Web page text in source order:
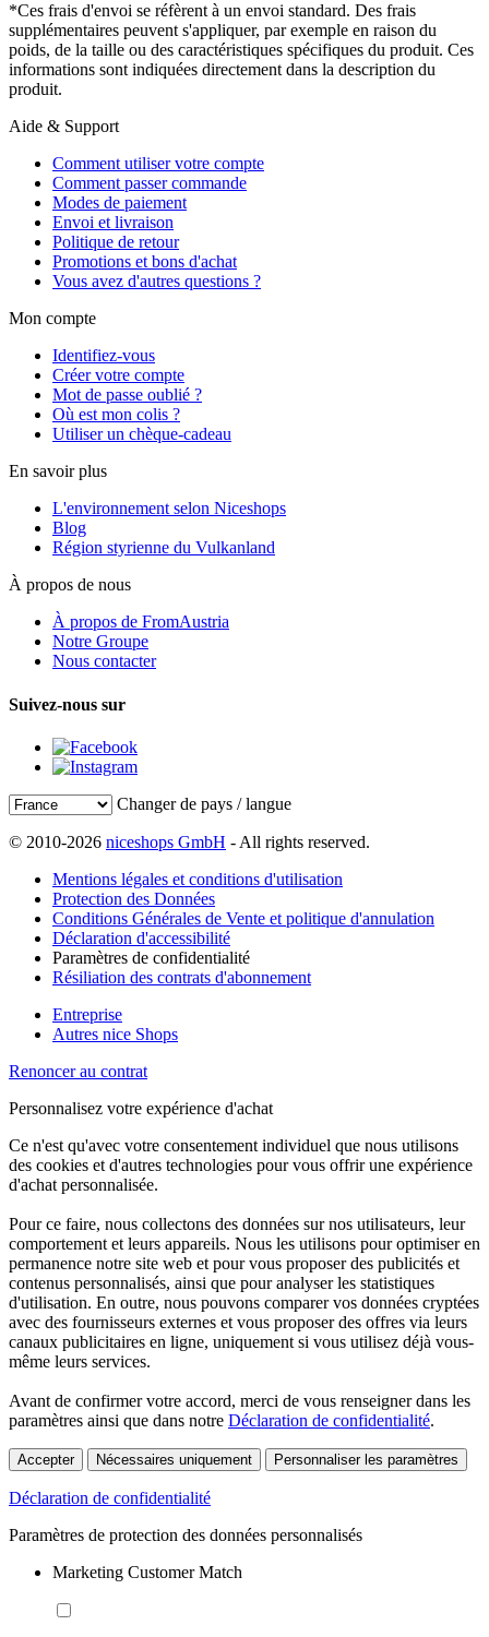
*Ces frais d'envoi se réfèrent à un envoi standard. Des frais
supplémentaires peuvent s'appliquer, par exemple en raison du
poids, de la taille ou des caractéristiques spécifiques du produit. Ces
informations sont indiquées directement dans la description du
produit.
Aide & Support
Comment utiliser votre compte
Comment passer commande
Modes de paiement
Envoi et livraison
Politique de retour
Promotions et bons d'achat
Vous avez d'autres questions ?
Mon compte
Identifiez-vous
Créer votre compte
Mot de passe oublié ?
Où est mon colis ?
Utiliser un chèque-cadeau
En savoir plus
L'environnement selon Niceshops
Blog
Région styrienne du Vulkanland
À propos de nous
À propos de FromAustria
Notre Groupe
Nous contacter
Suivez-nous sur
Changer de pays / langue
© 2010-2026 niceshops GmbH - All rights reserved.
Mentions légales et conditions d'utilisation
Protection des Données
Conditions Générales de Vente et politique d'annulation
Déclaration d'accessibilité
Paramètres de confidentialité
Résiliation des contrats d'abonnement
Entreprise
Autres nice Shops
Renoncer au contrat
Personnalisez votre expérience d'achat
Ce n'est qu'avec votre consentement individuel que nous utilisons
des cookies et d'autres technologies pour vous offrir une expérience
d'achat personnalisée.
Pour ce faire, nous collectons des données sur nos utilisateurs, leur
comportement et leurs appareils. Nous les utilisons pour optimiser en
permanence notre site web et pour vous proposer des publicités et
contenus personnalisés, ainsi que pour analyser les statistiques
d'utilisation. En outre, nous pouvons comparer vos données cryptées
avec des fournisseurs externes et vous proposer des offres via leurs
canaux publicitaires en ligne, uniquement si vous utilisez déjà vous-
même leurs services.
Avant de confirmer votre accord, merci de vous renseigner dans les
paramètres ainsi que dans notre Déclaration de confidentialité.
Accepter Nécessaires uniquement Personnaliser les paramètres
Déclaration de confidentialité
Paramètres de protection des données personnalisés
Marketing Customer Match